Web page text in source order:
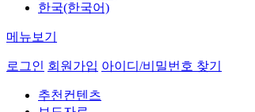
한국(한국어)
메뉴보기
로그인 회원가입 아이디/비밀번호 찾기
추천컨텐츠